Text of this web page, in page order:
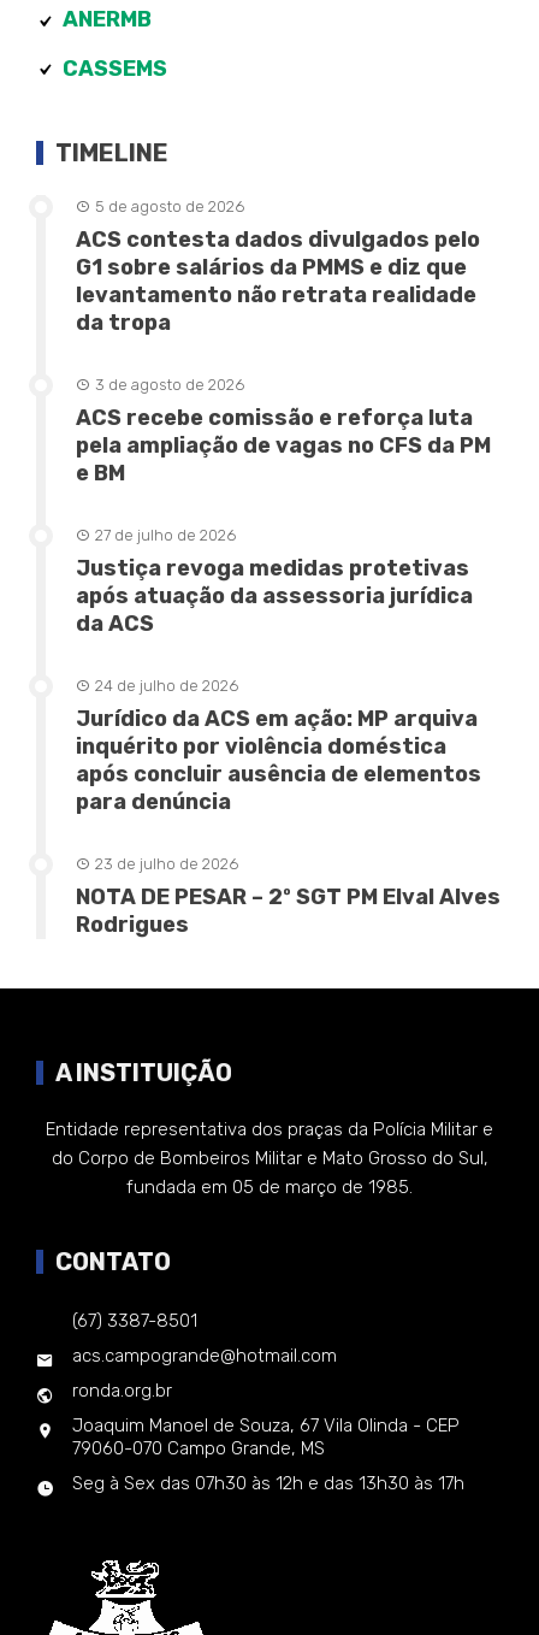
ANERMB
CASSEMS
TIMELINE
5 de agosto de 2026
ACS contesta dados divulgados pelo
G1 sobre salários da PMMS e diz que
levantamento não retrata realidade
da tropa
3 de agosto de 2026
ACS recebe comissão e reforça luta
pela ampliação de vagas no CFS da PM
e BM
27 de julho de 2026
Justiça revoga medidas protetivas
após atuação da assessoria jurídica
da ACS
24 de julho de 2026
Jurídico da ACS em ação: MP arquiva
inquérito por violência doméstica
após concluir ausência de elementos
para denúncia
23 de julho de 2026
NOTA DE PESAR – 2º SGT PM Elval Alves
Rodrigues
A INSTITUIÇÃO
Entidade representativa dos praças da Polícia Militar e
do Corpo de Bombeiros Militar e Mato Grosso do Sul,
fundada em 05 de março de 1985.
CONTATO
(67) 3387-8501
acs.campogrande@hotmail.com
ronda.org.br
Joaquim Manoel de Souza, 67 Vila Olinda - CEP
79060-070 Campo Grande, MS
Seg à Sex das 07h30 às 12h e das 13h30 às 17h